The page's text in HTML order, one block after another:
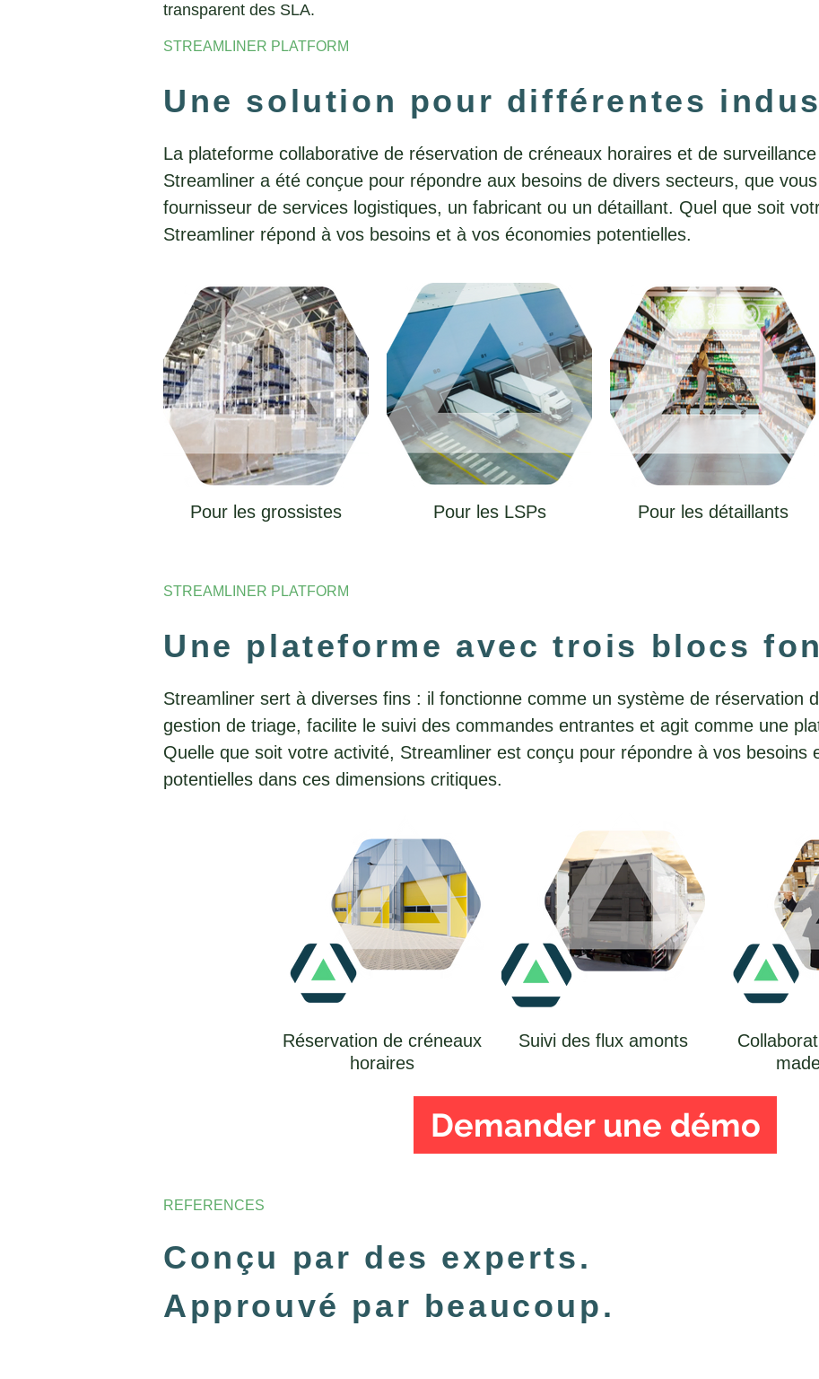
transparent des SLA.
STREAMLINER PLATFORM
Une solution pour différentes
La plateforme collaborative de réservation de créneaux horaires et de
Streamliner a été conçue pour répondre aux besoins de divers secteurs, que
fournisseur de services logistiques, un fabricant ou un détaillant. Quel que soit
Streamliner répond à vos besoins et à vos économies potentielles.
Pour les grossistes Pour les LSPs Pour les détaillants
STREAMLINER PLATFORM
Une plateforme avec trois blocs
Streamliner sert à diverses fins : il fonctionne comme un système de réservation
gestion de triage, facilite le suivi des commandes entrantes et agit comme une
Quelle que soit votre activité, Streamliner est conçu pour répondre à vos besoins
potentielles dans ces dimensions critiques.
Réservation de créneaux
horaires
Suivi des flux amonts
Demander une démo
REFERENCES
Conçu par des experts.
Approuvé par beaucoup.